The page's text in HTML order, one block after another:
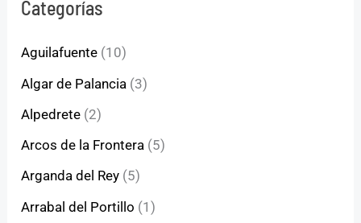
Categorías
Aguilafuente (10)
Algar de Palancia (3)
Alpedrete (2)
Arcos de la Frontera (5)
Arganda del Rey (5)
Arrabal del Portillo (1)